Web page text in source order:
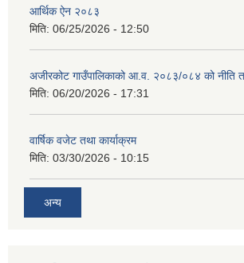
आर्थिक ऐन २०८३
मिति: 06/25/2026 - 12:50
अजीरकोट गाउँपालिकाको आ.व. २०८३/०८४ को नीति
मिति: 06/20/2026 - 17:31
वार्षिक वजेट तथा कार्याक्रम
मिति: 03/30/2026 - 10:15
अन्य